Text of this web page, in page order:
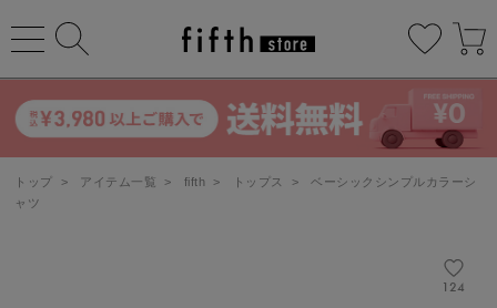
トップ > アイテム一覧 > fifth > トップス >
ベーシックシンプルカラーシ
ャツ
124